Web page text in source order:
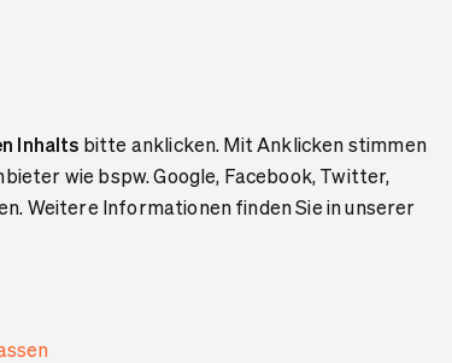
Inhalts bitte anklicken. Mit Anklicken stimmen
wie bspw. Google, Facebook, Twitter,
Weitere Informationen finden Sie in unserer